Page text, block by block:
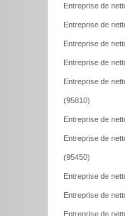
Entreprise de
Entreprise de
Entreprise de
Entreprise de
Entreprise de
(95810)
Entreprise de
Entreprise de
(95450)
Entreprise de
Entreprise de
Entreprise de